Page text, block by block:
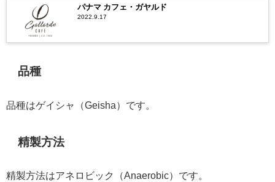
パナマ カフェ・ガヤルド
2022.9.17
品種
品種はゲイシャ（Geisha）です。
精製方法
精製方法はアネロビック（Anaerobic）です。